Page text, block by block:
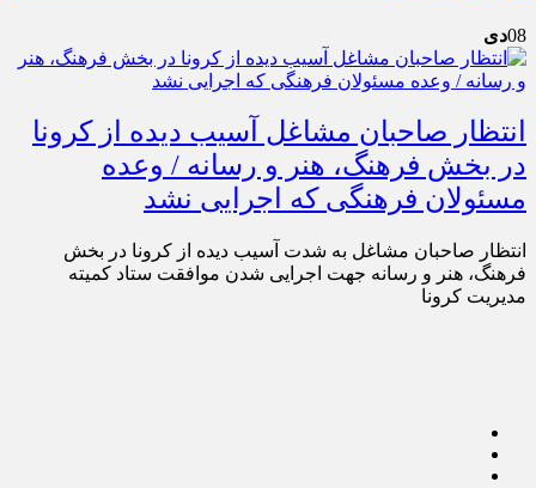
08دی
انتظار صاحبان مشاغل آسیب دیده از کرونا
در بخش فرهنگ، هنر و رسانه / وعده
مسئولان فرهنگی که اجرایی نشد
انتظار صاحبان مشاغل به شدت آسیب دیده از کرونا در بخش
فرهنگ، هنر و رسانه جهت اجرایی شدن موافقت ستاد کمیته
مدیریت کرونا